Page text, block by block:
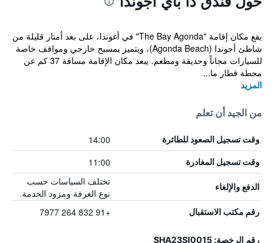
يقع مكان إقامة "The Bay Agonda" في أغوندا، على بعد أمتار قليلة من
شاطئ أجوندا (Agonda Beach)، ويتميز بمسبح خارجي ومواقف خاصة
للسيارات مجاناً وحديقة ومطعم. يبعد مكان الإقامة مسافة 37 كم عن
محطة قطار ما...
المزيد
من الجيد أن تعلم
وقت تسجيل الصعود للطائرة 14:00
وقت تسجيل المغادرة 11:00
الدفع والإلغاء
تختلف السياسات حسب
نوع الغرفة ومزود الخدمة.
رقم مكتب الاستقبال +91 832 264 7977
رقم الرخصة: SHA23SI0015